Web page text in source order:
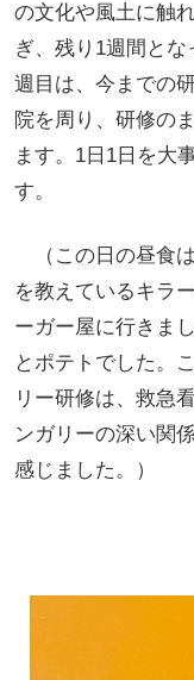
の文化や風土に触
ぎ、残り1週間と
週目は、今までの
院を周り、研修の
ます。1日1日を大
す。
（この日の昼食
を教えているキラ
ーガー屋に行きま
とポテトでした。
リー研修は、救急
ンガリーの深い関
感じました。）